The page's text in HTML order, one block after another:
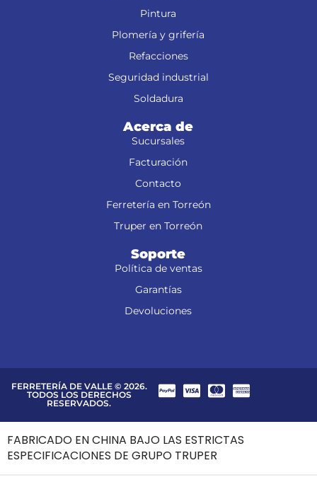
Pintura
Plomería y grifería
Refacciones
Seguridad industrial
Soldadura
Acerca de
Sucursales
Facturación
Contacto
Ferretería en Torreón
Truper en Torreón
Soporte
Política de ventas
Garantías
Devoluciones
FERRETERÍA DE VALLE © 2026.
TODOS LOS DERECHOS
RESERVADOS.
FABRICADO EN CHINA BAJO LAS ESTRICTAS
ESPECIFICACIONES DE GRUPO TRUPER